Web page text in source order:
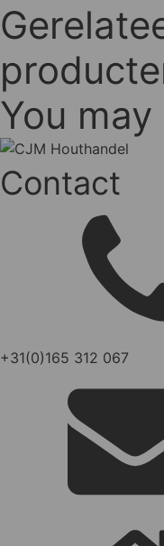
You
Contact
+31(0)165 312 067